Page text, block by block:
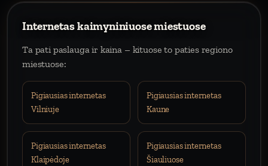
Internetas kaimyniniuose miestuose
Ta pati paslauga ir kaina – kituose to paties regiono
miestuose:
Pigiausias internetas
Vilniuje
Pigiausias internetas
Kaune
Pigiausias internetas
Klaipėdoje
Pigiausias internetas
Šiauliuose